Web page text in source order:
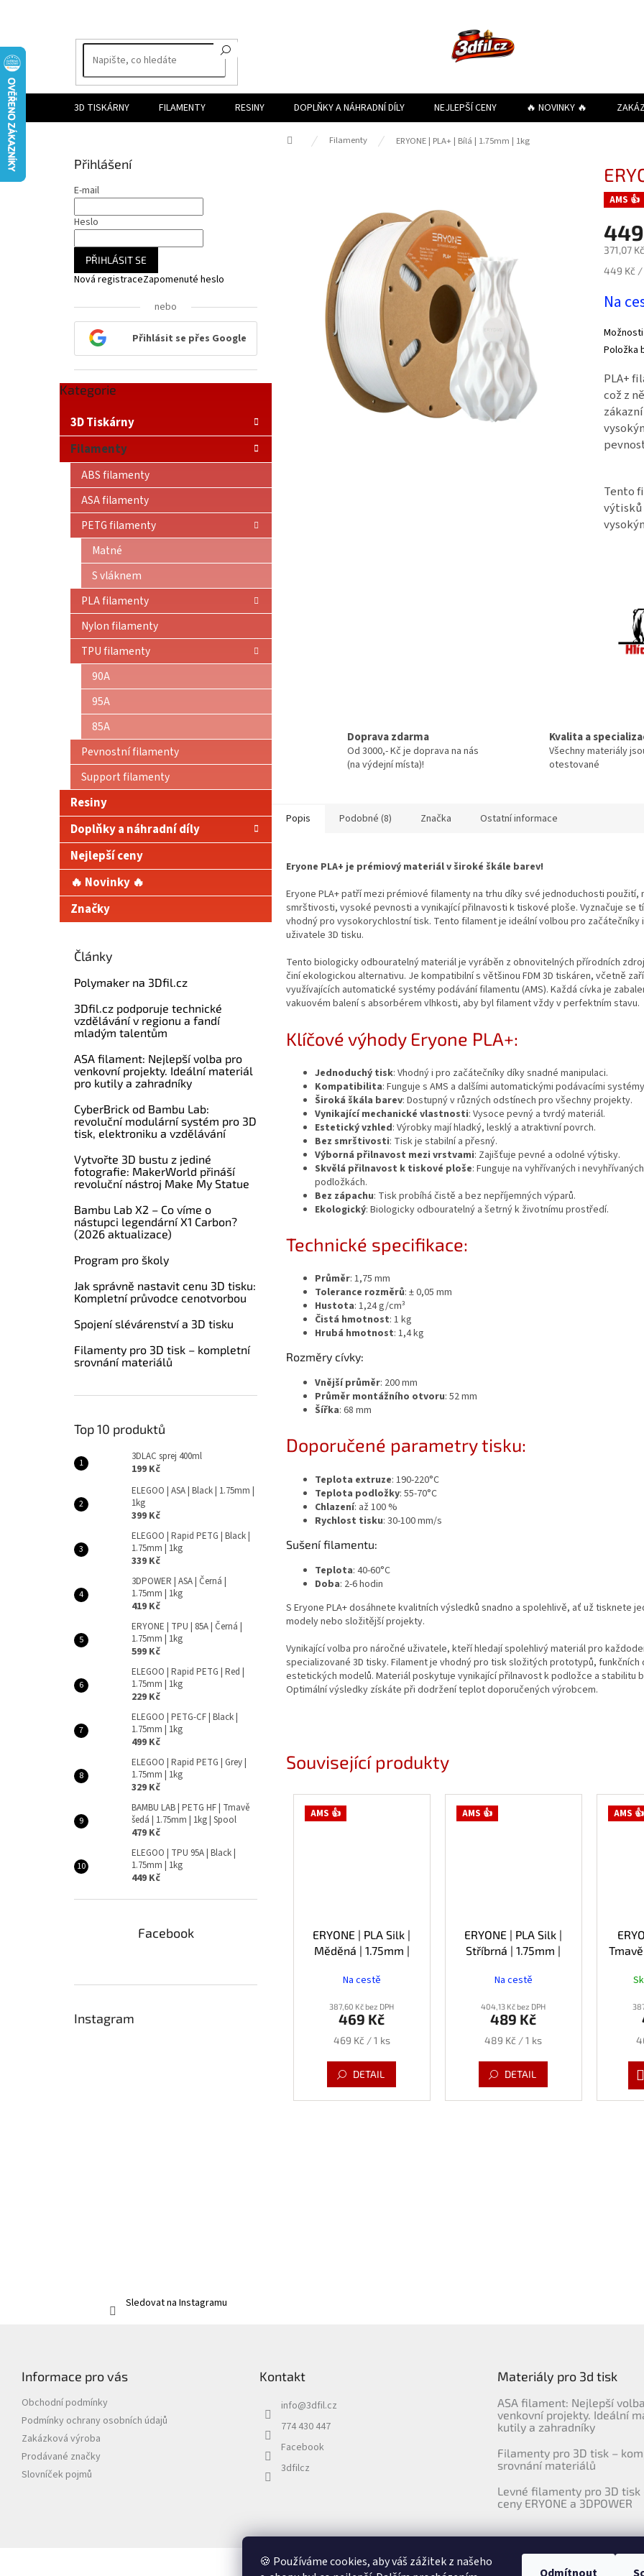
🍪 Používáme cookies, aby váš zážitek z našeho
3D TISKÁRNY FILAMENTY RESINY DOPLŇKY A NÁHRADNÍ DÍLY NEJLEPŠÍ CENY 🔥 NOVINKY 🔥
Domů Filamenty ERYONE | PLA+ | Bílá | 1.75mm | 1kg
Přihlášení
E-mail
Heslo
PŘIHLÁSIT SE
Nová registraceZapomenuté heslo
nebo
Přihlásit se přes Google
Přeskočit
Kategorie
3D Tiskárny
Filamenty
ABS filamenty
ASA filamenty
PETG filamenty
Matné
S vláknem
PLA filamenty
Nylon filamenty
TPU filamenty
90A
95A
85A
Pevnostní filamenty
Support filamenty
Resiny
Doplňky a náhradní díly
Nejlepší ceny
🔥 Novinky 🔥
Značky
Články
Polymaker na 3Dfil.cz
3Dfil.cz podporuje technické
vzdělávání v regionu a fandí
mladým talentům
ASA filament: Nejlepší volba pro
venkovní projekty. Ideální materiál
pro kutily a zahradníky
CyberBrick od Bambu Lab:
revoluční modulární systém pro 3D
tisk, elektroniku a vzdělávání
Vytvořte 3D bustu z jediné
fotografie: MakerWorld přináší
revoluční nástroj Make My Statue
Bambu Lab X2 – Co víme o
nástupci legendární X1 Carbon?
(2026 aktualizace)
Program pro školy
Jak správně nastavit cenu 3D tisku:
Kompletní průvodce cenotvorbou
Spojení slévárenství a 3D tisku
Filamenty pro 3D tisk – kompletní
srovnání materiálů
Top 10 produktů
3DLAC sprej 400ml
199 Kč
ELEGOO | ASA | Black | 1.75mm |
1kg
399 Kč
ELEGOO | Rapid PETG | Black |
1.75mm | 1kg
339 Kč
3DPOWER | ASA | Černá |
1.75mm | 1kg
419 Kč
ERYONE | TPU | 85A | Černá |
1.75mm | 1kg
599 Kč
ELEGOO | Rapid PETG | Red |
1.75mm | 1kg
229 Kč
ELEGOO | PETG-CF | Black |
1.75mm | 1kg
499 Kč
ELEGOO | Rapid PETG | Grey |
1.75mm | 1kg
329 Kč
BAMBU LAB | PETG HF | Tmavě
šedá | 1.75mm | 1kg | Spool
479 Kč
ELEGOO | TPU 95A | Black |
1.75mm | 1kg
449 Kč
Facebook
Instagram
Sledovat na Instagramu
AMS 👍
371,07
Měrná
449 Kč /
Na
Položka
PLA+
což z
Tento
výtisků
Doprava zdarma
Od 3000,- Kč je doprava na nás
(na výdejní místa)!
Kvalita a
Všechny materiály
otestované
Související produkty
AMS 👍
ERYONE | PLA Silk |
Měděná | 1.75mm |
Na cestě
387,60 Kč bez DPH
469 Kč
Měrná
469 Kč / 1 ks
DETAIL
AMS 👍
ERYONE | PLA Silk |
Stříbrná | 1.75mm |
Na cestě
404,13 Kč bez DPH
489 Kč
Měrná
489 Kč / 1 ks
DETAIL
AMS 👍
Popis Podobné (8) Značka Ostatní informace
Eryone PLA+ je prémiový materiál v široké škále barev!
Eryone PLA+ patří mezi prémiové filamenty na trhu díky své jednoduchosti použití,
smrštivosti, vysoké pevnosti a vynikající přilnavosti k tiskové ploše. Vyznačuje se
vhodný pro vysokorychlostní tisk. Tento filament je ideální volbou pro začátečníky
uživatele 3D tisku.
Tento biologicky odbouratelný materiál je vyráběn z obnovitelných přírodních
činí ekologickou alternativu. Je kompatibilní s většinou FDM 3D tiskáren, včetně
využívajících automatické systémy podávání filamentu (AMS). Každá cívka je
vakuovém balení s absorbérem vlhkosti, aby byl filament vždy v perfektním stavu.
Klíčové výhody Eryone PLA+:
Jednoduchý tisk: Vhodný i pro začátečníky díky snadné manipulaci.
Kompatibilita: Funguje s AMS a dalšími automatickými podávacími
Široká škála barev: Dostupný v různých odstínech pro všechny projekty.
Vynikající mechanické vlastnosti: Vysoce pevný a tvrdý materiál.
Estetický vzhled: Výrobky mají hladký, lesklý a atraktivní povrch.
Bez smrštivosti: Tisk je stabilní a přesný.
Výborná přilnavost mezi vrstvami: Zajišťuje pevné a odolné výtisky.
Skvělá přilnavost k tiskové ploše: Funguje na vyhřívaných i nevyhřívaných
podložkách.
Bez zápachu: Tisk probíhá čistě a bez nepříjemných výparů.
Ekologický: Biologicky odbouratelný a šetrný k životnímu prostředí.
Technické specifikace:
Průměr: 1,75 mm
Tolerance rozměrů: ± 0,05 mm
Hustota: 1,24 g/cm³
Čistá hmotnost: 1 kg
Hrubá hmotnost: 1,4 kg
Rozměry cívky:
Vnější průměr: 200 mm
Průměr montážního otvoru: 52 mm
Šířka: 68 mm
Doporučené parametry tisku:
Teplota extruze: 190-220°C
Teplota podložky: 55-70°C
Chlazení: až 100 %
Rychlost tisku: 30-100 mm/s
Sušení filamentu:
Teplota: 40-60°C
Doba: 2-6 hodin
S Eryone PLA+ dosáhnete kvalitních výsledků snadno a spolehlivě, ať už tisknete
modely nebo složitější projekty.
Vynikající volba pro náročné uživatele, kteří hledají spolehlivý materiál pro
specializované 3D tisky. Filament je vhodný pro tisk složitých prototypů, funkčních
estetických modelů. Materiál poskytuje vynikající přilnavost k podložce a stabilitu
Optimální výsledky získáte při dodržení teplot doporučených výrobcem.
Informace pro vás
Obchodní podmínky
Podmínky ochrany osobních údajů
Zakázková výroba
Prodávané značky
Slovníček pojmů
Kontakt
info@3dfil.cz
774 430 447
Facebook
3dfilcz
Materiály pro 3d tisk
ASA filament: Nejlepší
venkovní projekty. Ideální
kutily a zahradníky
Filamenty pro 3D tisk –
srovnání materiálů
Levné filamenty pro 3D
ceny ERYONE a 3DPOWER